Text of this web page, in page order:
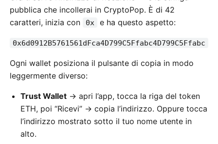
pubblica che incollerai in CryptoPop. È di 42
caratteri, inizia con
0x e ha questo aspetto:
0x6d0912B5761561dFca4D799C5Ffabc4D799C5Ffabc
Ogni wallet posiziona il pulsante di copia in modo
leggermente diverso:
Trust Wallet → apri l’app, tocca la riga del token
ETH, poi “Ricevi” → copia l’indirizzo. Oppure tocca
l’indirizzo mostrato sotto il tuo nome utente in
alto.